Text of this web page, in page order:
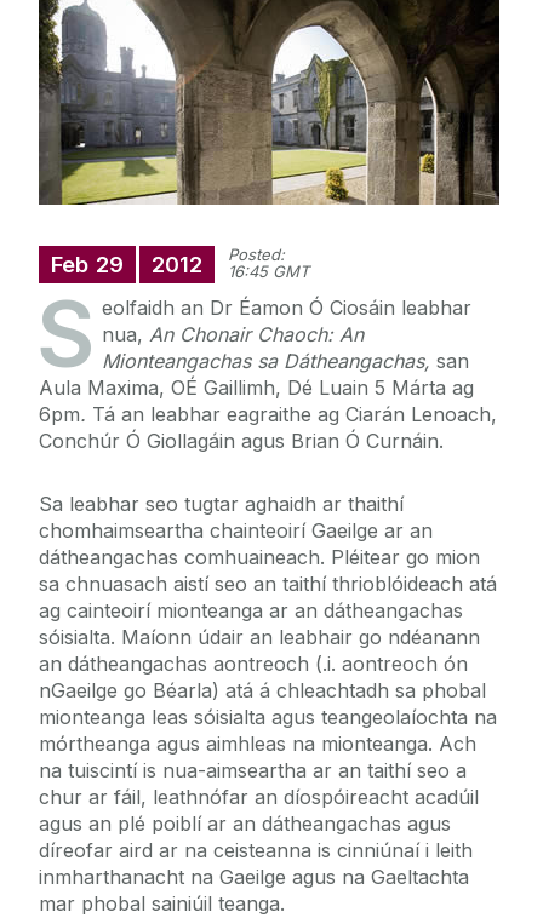
Feb 29 2012
Posted:
16:45 GMT
S eolfaidh an Dr Éamon Ó Ciosáin leabhar
nua, An Chonair Chaoch: An
Mionteangachas sa Dátheangachas, san
Aula Maxima, OÉ Gaillimh, Dé Luain 5 Márta ag
6pm. Tá an leabhar eagraithe ag Ciarán Lenoach,
Conchúr Ó Giollagáin agus Brian Ó Curnáin.
Sa leabhar seo tugtar aghaidh ar thaithí
chomhaimseartha chainteoirí Gaeilge ar an
dátheangachas comhuaineach. Pléitear go mion
sa chnuasach aistí seo an taithí thrioblóideach atá
ag cainteoirí mionteanga ar an dátheangachas
sóisialta. Maíonn údair an leabhair go ndéanann
an dátheangachas aontreoch (.i. aontreoch ón
nGaeilge go Béarla) atá á chleachtadh sa phobal
mionteanga leas sóisialta agus teangeolaíochta na
mórtheanga agus aimhleas na mionteanga. Ach
na tuiscintí is nua-aimseartha ar an taithí seo a
chur ar fáil, leathnófar an díospóireacht acadúil
agus an plé poiblí ar an dátheangachas agus
díreofar aird ar na ceisteanna is cinniúnaí i leith
inmharthanacht na Gaeilge agus na Gaeltachta
mar phobal sainiúil teanga.